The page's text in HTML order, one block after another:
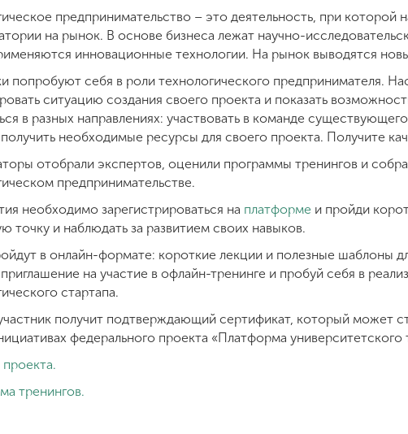
предпринимательство – это деятельность, при
на рынок. В основе бизнеса лежат научно-
инновационные технологии. На рынок выводятся
попробуют себя в роли технологического предпринимателя.
ситуацию создания своего проекта и показать
в разных направлениях: участвовать в команде
необходимые ресурсы для своего проекта. Получите
отобрали экспертов, оценили программы тренингов и
предпринимательстве.
необходимо зарегистрироваться на платформе и пройди
точку и наблюдать за развитием своих навыков.
в онлайн-формате: короткие лекции и полезные шаблоны
на участие в офлайн-тренинге и пробуй себя в
стартапа.
получит подтверждающий сертификат, который может
федерального проекта «Платформа
тренингов.